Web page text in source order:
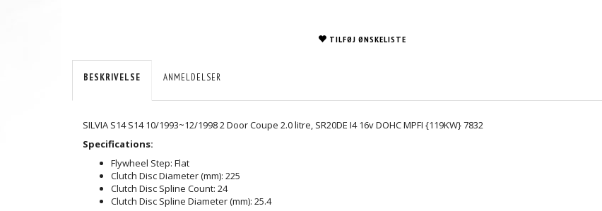
TILFØJ ØNSKELISTE
BESKRIVELSE ANMELDELSER
SILVIA S14 S14 10/1993~12/1998 2 Door Coupe 2.0 litre, SR20DE I4 16v DOHC MPFI {119KW} 7832
Specifications:
Flywheel Step: Flat
Clutch Disc Diameter (mm): 225
Clutch Disc Spline Count: 24
Clutch Disc Spline Diameter (mm): 25.4